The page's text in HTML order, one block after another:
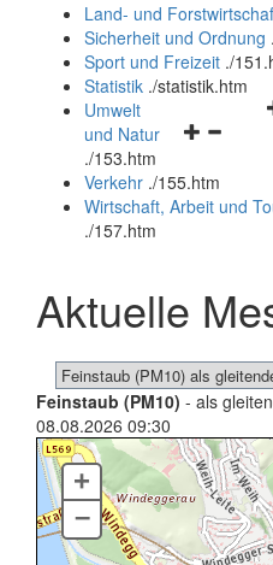
und
schließen
Land- und
Sicherheit und Ordnung .
Sport und Freizeit ./
Statistik ./statistik.htm
und
schließen
Umwelt
und Natur
./153.htm
Verkehr ./155.htm
Wirtschaft, Arbeit und
./157.htm
Aktuelle
Feinstaub (PM10) - als
08.08.2026 09:30
+
–